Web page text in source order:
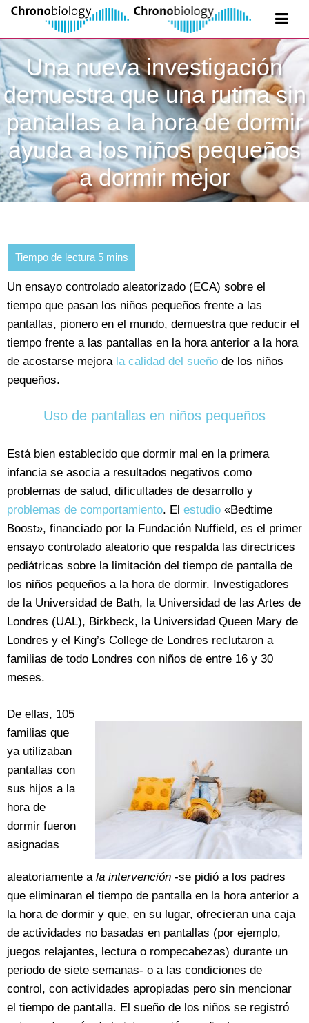
Una nueva investigación
demuestra que una rutina sin
pantallas a la hora de dormir
ayuda a los niños pequeños
a dormir mejor
Un ensayo controlado aleatorizado (ECA) sobre el
tiempo que pasan los niños pequeños frente a las
pantallas, pionero en el mundo, demuestra que reducir el
tiempo frente a las pantallas en la hora anterior a la hora
de acostarse mejora la calidad del sueño de los niños
pequeños.
Uso de pantallas en niños pequeños
Está bien establecido que dormir mal en la primera
infancia se asocia a resultados negativos como
problemas de salud, dificultades de desarrollo y
problemas de comportamiento. El estudio «Bedtime
Boost», financiado por la Fundación Nuffield, es el primer
ensayo controlado aleatorio que respalda las directrices
pediátricas sobre la limitación del tiempo de pantalla de
los niños pequeños a la hora de dormir. Investigadores
de la Universidad de Bath, la Universidad de las Artes de
Londres (UAL), Birkbeck, la Universidad Queen Mary de
Londres y el King’s College de Londres reclutaron a
familias de todo Londres con niños de entre 16 y 30
meses.
De ellas, 105
familias que
ya utilizaban
pantallas con
sus hijos a la
hora de
dormir fueron
asignadas
aleatoriamente a la intervención -se pidió a los padres
que eliminaran el tiempo de pantalla en la hora anterior a
la hora de dormir y que, en su lugar, ofrecieran una caja
de actividades no basadas en pantallas (por ejemplo,
juegos relajantes, lectura o rompecabezas) durante un
periodo de siete semanas- o a las condiciones de
control, con actividades apropiadas pero sin mencionar
el tiempo de pantalla. El sueño de los niños se registró